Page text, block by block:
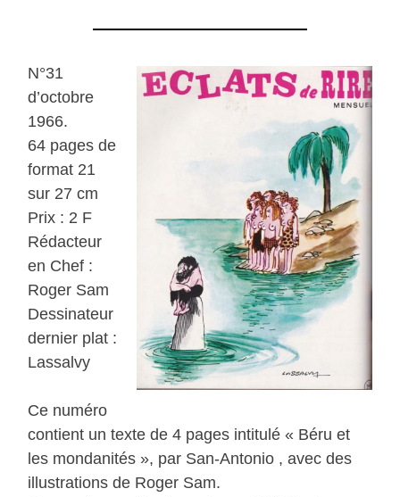
N°31
d’octobre
1966.
64 pages de
format 21
sur 27 cm
Prix : 2 F
Rédacteur
en Chef :
Roger Sam
Dessinateur
dernier plat :
Lassalvy
Ce numéro
contient un texte de 4 pages intitulé « Béru et
les mondanités », par San-Antonio , avec des
illustrations de Roger Sam.